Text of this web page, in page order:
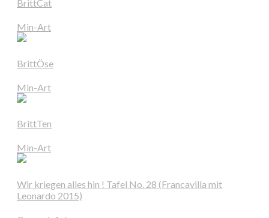
BrittCat
Min-Art
BrittÖse
Min-Art
BrittTen
Min-Art
Wir kriegen alles hin ! Tafel No. 28 (Francavilla mit
Leonardo 2015)